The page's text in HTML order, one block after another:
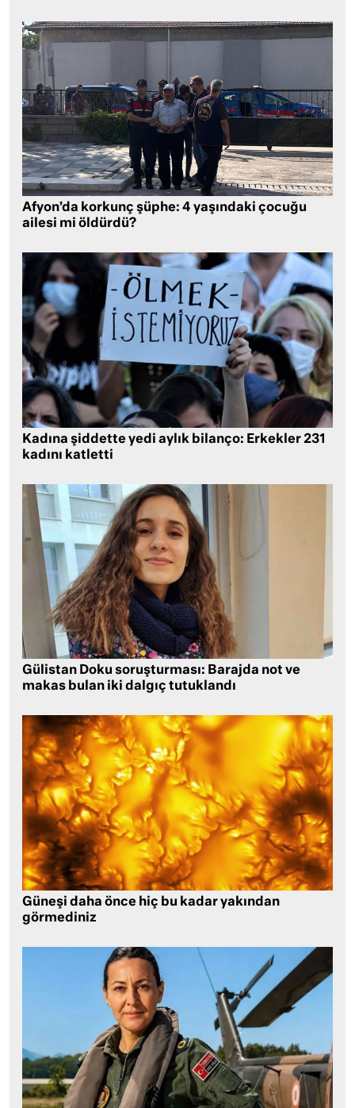
Afyon’da korkunç şüphe: 4 yaşındaki çocuğu
ailesi mi öldürdü?
Kadına şiddette yedi aylık bilanço: Erkekler 231
kadını katletti
Gülistan Doku soruşturması: Barajda not ve
makas bulan iki dalgıç tutuklandı
Güneşi daha önce hiç bu kadar yakından
görmediniz